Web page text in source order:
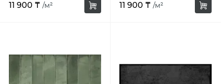
11 900 ₸ /м² 11 900 ₸ /м²
Керамогранит индия
Керамогранит 75х150 (750х1500)